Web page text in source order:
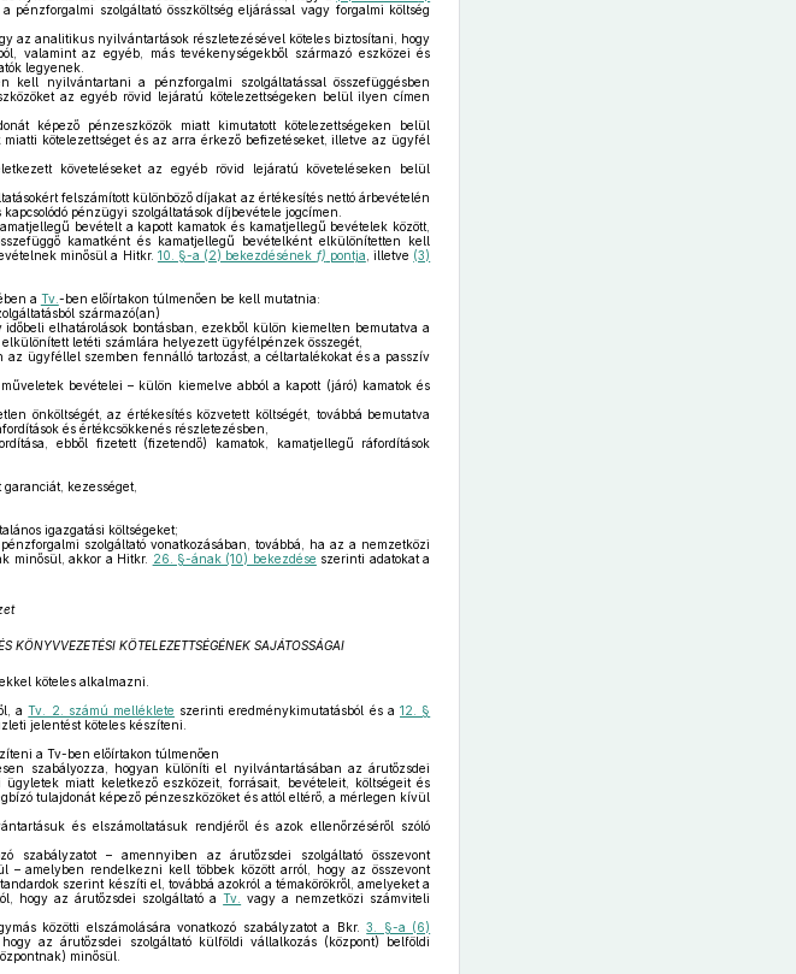
szolgáltató összköltség eljárással vagy forgalmi költség
az analitikus nyilvántartások részletezésével köteles biztosítani, hogy
valamint az egyéb, más tevékenységekből származó eszközei és
legyenek.
kell nyilvántartani a pénzforgalmi szolgáltatással összefüggésben
az egyéb rövid lejáratú kötelezettségeken belül ilyen címen
képező pénzeszközök miatt kimutatott kötelezettségeken belül
kötelezettséget és az arra érkező befizetéseket, illetve az ügyfél
követeléseket az egyéb rövid lejáratú követeléseken belül
felszámított különböző díjakat az értékesítés nettó árbevételén
pénzügyi szolgáltatások díjbevétele jogcímen.
bevételt a kapott kamatok és kamatjellegű bevételek között,
kamatként és kamatjellegű bevételként elkülönítetten kell
minősül a Hitkr. 10. §-a (2) bekezdésének f) pontja , illetve (3)
a Tv. -ben előírtakon túlmenően be kell mutatnia:
származó(an)
elhatárolások bontásban, ezekből külön kiemelten bemutatva a
letéti számlára helyezett ügyfélpénzek összegét,
ügyféllel szemben fennálló tartozást, a céltartalékokat és a passzív
bevételei – külön kiemelve abból a kapott (járó) kamatok és
önköltségét, az értékesítés közvetett költségét, továbbá bemutatva
és értékcsökkenés részletezésben,
ebből fizetett (fizetendő) kamatok, kamatjellegű ráfordítások
kezességet,
igazgatási költségeket;
szolgáltató vonatkozásában, továbbá, ha az a nemzetközi
minősül, akkor a Hitkr. 26. §-ának (10) bekezdése szerinti adatokat a
KÖNYVVEZETÉSI KÖTELEZETTSÉGÉNEK SAJÁTOSSÁGAI
köteles alkalmazni.
aTv. 2. számú melléklete szerinti eredménykimutatásból és a12. §
jelentést köteles készíteni.
a Tv-ben előírtakon túlmenően
szabályozza, hogyan különíti el nyilvántartásában az árutőzsdei
miatt keletkező eszközeit, forrásait, bevételeit, költségeit és
tulajdonát képező pénzeszközöket és attól eltérő, a mérlegen kívül
és elszámoltatásuk rendjéről és azok ellenőrzéséről szóló
szabályzatot – amennyiben az árutőzsdei szolgáltató összevont
– amelyben rendelkezni kell többek között arról, hogy az összevont
szerint készíti el, továbbá azokról a témakörökről, amelyeket a
hogy az árutőzsdei szolgáltató aTv.
vagy a nemzetközi számviteli
közötti elszámolására vonatkozó szabályzatot a Bkr.3. §-a (6)
az árutőzsdei szolgáltató külföldi vállalkozás (központ) belföldi
minősül.